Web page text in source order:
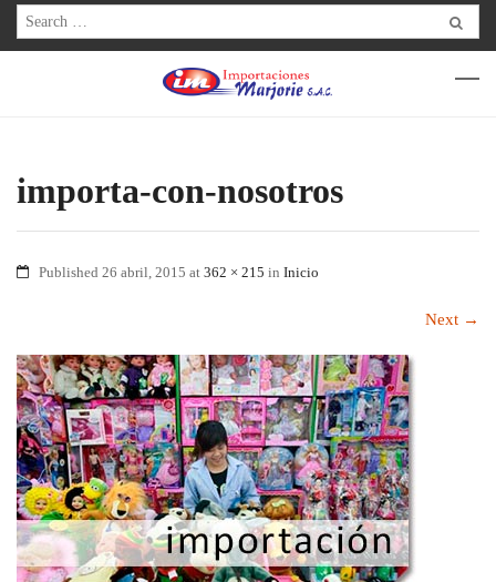
importa-con-nosotros
Published 26 abril, 2015 at 362 × 215 in Inicio
Next →